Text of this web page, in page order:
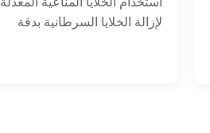
لإزالة الخلايا السرطانية بدقة